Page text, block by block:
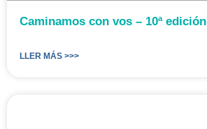
Caminamos con vos – 10ª edición
LLER MÁS >>>